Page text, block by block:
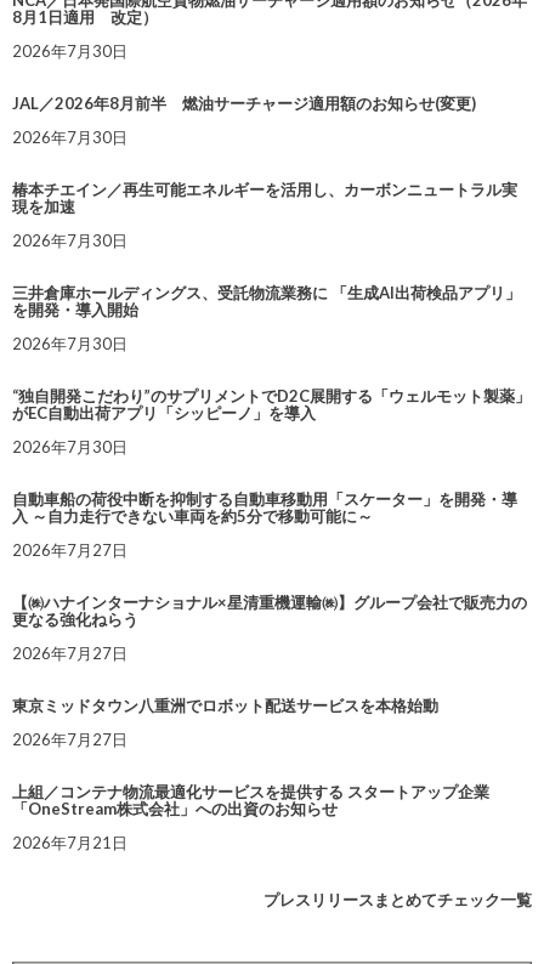
8月1日適用 改定）
2026年7月30日
JAL／2026年8月前半 燃油サーチャージ適用額のお知らせ(変更)
2026年7月30日
椿本チエイン／再生可能エネルギーを活用し、カーボンニュートラル実
現を加速
2026年7月30日
三井倉庫ホールディングス、受託物流業務に 「生成AI出荷検品アプリ」
を開発・導入開始
2026年7月30日
“独自開発こだわり”のサプリメントでD2C展開する「ウェルモット製薬」
がEC自動出荷アプリ「シッピーノ」を導入
2026年7月30日
自動車船の荷役中断を抑制する自動車移動用「スケーター」を開発・導
入 ～自力走行できない車両を約5分で移動可能に～
2026年7月27日
【㈱ハナインターナショナル×星清重機運輸㈱】グループ会社で販売力の
更なる強化ねらう
2026年7月27日
東京ミッドタウン八重洲でロボット配送サービスを本格始動
2026年7月27日
上組／コンテナ物流最適化サービスを提供する スタートアップ企業
「OneStream株式会社」への出資のお知らせ
2026年7月21日
プレスリリースまとめてチェック一覧